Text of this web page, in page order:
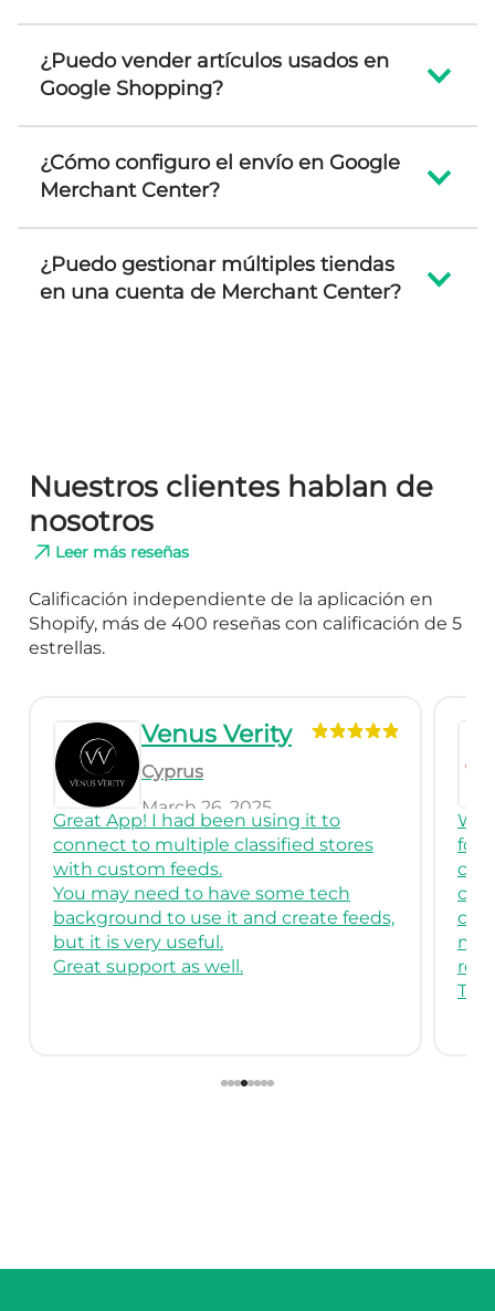
¿Puedo vender artículos usados en
Google Shopping?
¿Cómo configuro el envío en Google
Merchant Center?
¿Puedo gestionar múltiples tiendas
en una cuenta de Merchant Center?
Nuestros clientes hablan de
nosotros
Leer más reseñas
Calificación independiente de la aplicación en
Shopify, más de 400 reseñas con calificación de 5
estrellas.
Venus Verity
Cyprus
March 26, 2025
Great App! I had been using it to
connect to multiple classified stores
with custom feeds.
You may need to have some tech
background to use it and create feeds,
but it is very useful.
Great support as well.
We
for